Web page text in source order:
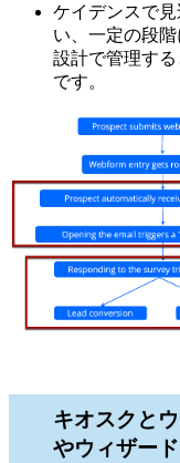
ケイデンスで
い、一定の段
設計で管理す
です。
キオスクと
やウィザー